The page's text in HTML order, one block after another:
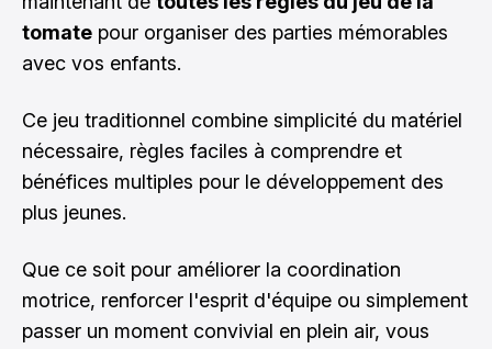
tomate pour organiser des parties mémorables
avec vos enfants.
Ce jeu traditionnel combine simplicité du matériel
nécessaire, règles faciles à comprendre et
bénéfices multiples pour le développement des
plus jeunes.
Que ce soit pour améliorer la coordination
motrice, renforcer l'esprit d'équipe ou simplement
passer un moment convivial en plein air, vous